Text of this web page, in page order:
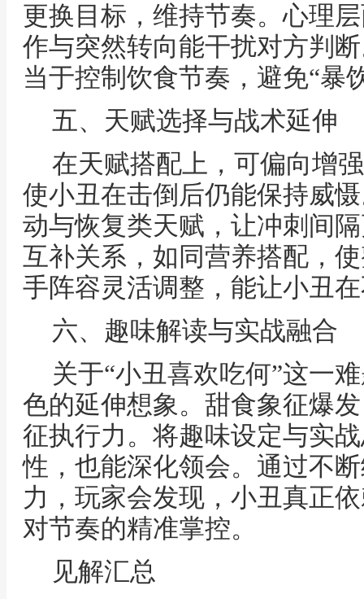
更换目标，维持节奏。心理
作与突然转向能干扰对方判
当于控制饮食节奏，避免“暴
五、天赋选择与战术延伸
在天赋搭配上，可偏向增
使小丑在击倒后仍能保持威
动与恢复类天赋，让冲刺间
互补关系，如同营养搭配，
手阵容灵活调整，能让小丑
六、趣味解读与实战融合
关于“小丑喜欢吃何”这一
色的延伸想象。甜食象征爆
征执行力。将趣味设定与实
性，也能深化领会。通过不
力，玩家会发现，小丑真正
对节奏的精准掌控。
见解汇总